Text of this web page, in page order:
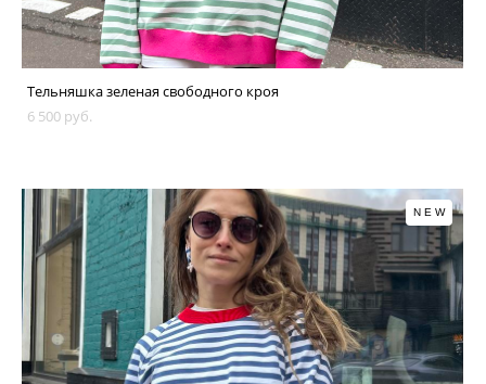
Тельняшка зеленая свободного кроя
6 500 pуб.
NEW